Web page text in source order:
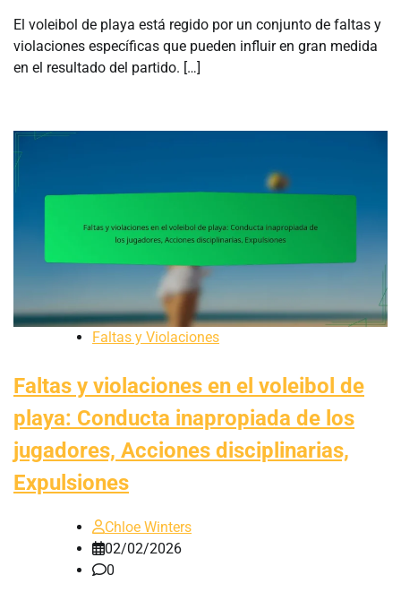
El voleibol de playa está regido por un conjunto de faltas y
violaciones específicas que pueden influir en gran medida
en el resultado del partido. […]
Faltas y Violaciones
Faltas y violaciones en el voleibol de
playa: Conducta inapropiada de los
jugadores, Acciones disciplinarias,
Expulsiones
Chloe Winters
02/02/2026
0